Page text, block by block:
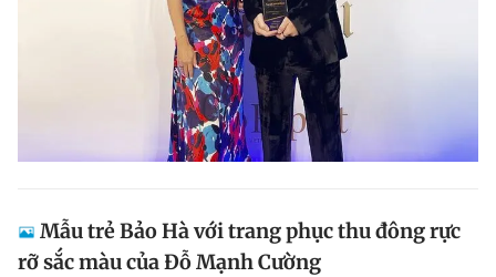
Mẫu trẻ Bảo Hà với trang phục thu đông rực
rỡ sắc màu của Đỗ Mạnh Cường